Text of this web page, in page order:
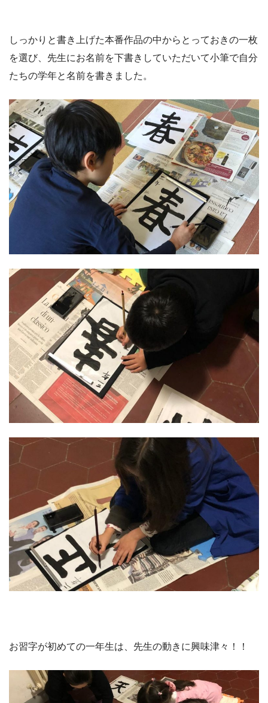
しっかりと書き上げた本番作品の中からとっておきの一枚
を選び、先生にお名前を下書きしていただいて小筆で自分
たちの学年と名前を書きました。
お習字が初めての一年生は、先生の動きに興味津々！！